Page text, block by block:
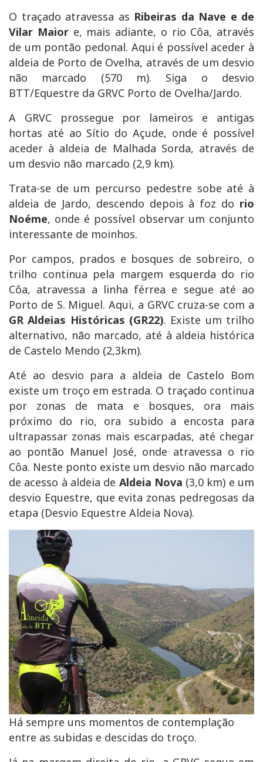
O traçado atravessa as Ribeiras da Nave e de
Vilar Maiore, mais adiante, o rio Côa, através
de um pontão pedonal. Aqui é possível aceder à
aldeia de Porto de Ovelha, através de um desvio
não marcado (570 m). Siga o desvio
BTT/Equestre da GRVC Porto de Ovelha/Jardo.
A GRVC prossegue por lameiros e antigas
hortas até ao Sítio do Açude, onde é possível
aceder à aldeia de Malhada Sorda, através de
um desvio não marcado (2,9 km).
Trata-se de um percurso pedestre sobe até à
aldeia de Jardo, descendo depois à foz do rio
Noéme, onde é possível observar um conjunto
interessante de moinhos.
Por campos, prados e bosques de sobreiro, o
trilho continua pela margem esquerda do rio
Côa, atravessa a linha férrea e segue até ao
Porto de S. Miguel. Aqui, a GRVC cruza-se com a
GR Aldeias Históricas (GR22). Existe um trilho
alternativo, não marcado, até à aldeia histórica
de Castelo Mendo (2,3km).
Até ao desvio para a aldeia de Castelo Bom
existe um troço em estrada. O traçado continua
por zonas de mata e bosques, ora mais
próximo do rio, ora subido a encosta para
ultrapassar zonas mais escarpadas, até chegar
ao pontão Manuel José, onde atravessa o rio
Côa. Neste ponto existe um desvio não marcado
de acesso à aldeia de Aldeia Nova (3,0 km) e um
desvio Equestre, que evita zonas pedregosas da
etapa (Desvio Equestre Aldeia Nova).
Há sempre uns momentos de contemplação
entre as subidas e descidas do troço.